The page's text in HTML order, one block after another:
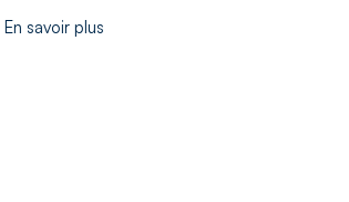
En savoir plus